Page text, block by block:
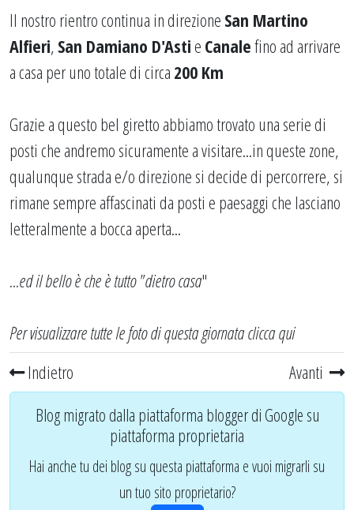
Il nostro rientro continua in direzione San Martino
Alfieri, San Damiano D'Asti e Canalefino ad arrivare
a casa per uno totale di circa 200 Km
Grazie a questo bel giretto abbiamo trovato una serie di
posti che andremo sicuramente a visitare...in queste zone,
qualunque strada e/o direzione si decide di percorrere, si
rimane sempre affascinati da posti e paesaggi che lasciano
letteralmente a bocca aperta...
...ed il bello è che è tutto "dietro casa"
Per visualizzare tutte le foto di questa giornataclicca qui
Indietro
Avanti
Blog migrato dalla piattaforma blogger di Google su
piattaforma proprietaria
Hai anche tu dei blog su questa piattaforma e vuoi migrarli su
un tuo sito proprietario?